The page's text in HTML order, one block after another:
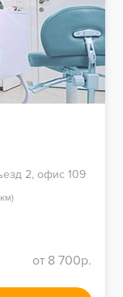
2, офис 109
от 8 700р.